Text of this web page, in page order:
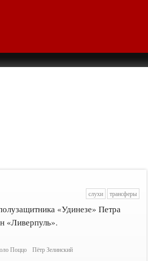
слухи трансферы
«Удинезе» Петра
«Ливерпуль».
Поццо Пётр Зелинский